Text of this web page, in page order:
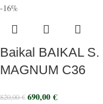
-16%
Baikal BAIKAL
MAGNUM C36
820,00€ 690,00€